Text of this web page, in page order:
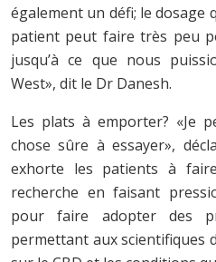
également un défi; le dosage
patient peut faire très peu
jusqu’à ce que nous
West», dit le Dr Danesh.
Les plats à emporter? «Je
chose sûre à essayer»,
exhorte les patients à
recherche en faisant
pour faire adopter des
permettant aux scientifiques